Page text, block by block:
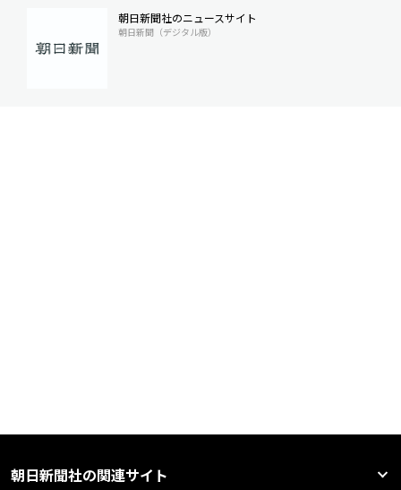
朝日新聞社のニュースサイト
朝日新聞（デジタル版）
朝日新聞社の関連サイト